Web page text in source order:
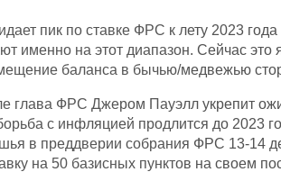
пик по ставке ФРС к лету 2023
именно на этот диапазон. Сейчас
баланса в бычью/медвежью
глава ФРС Джером Пауэлл укрепит
с инфляцией продлится до 2023
в преддверии собрания ФРС 13-14
на 50 базисных пунктов на своем